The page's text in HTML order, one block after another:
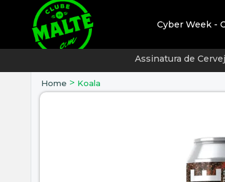
Cyber Week -
Assinatura de
Home > Koala